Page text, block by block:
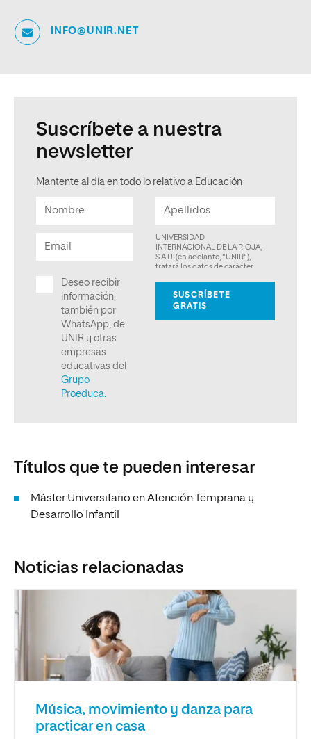
INFO@UNIR.NET
Suscríbete a nuestra
newsletter
Mantente al día en todo lo relativo a Educación
Títulos que te pueden interesar
Máster Universitario en Atención Temprana y
Desarrollo Infantil
Noticias relacionadas
Música, movimiento y danza para
practicar en casa